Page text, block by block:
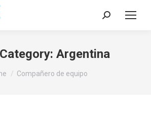
Search:
Argentina
are here:
Compañero de equipo